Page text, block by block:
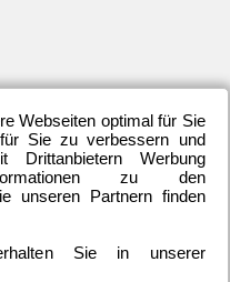
Webseiten optimal für Sie
Sie zu verbessern und
Drittanbietern Werbung
zu den
unseren Partnern finden
Sie in unserer